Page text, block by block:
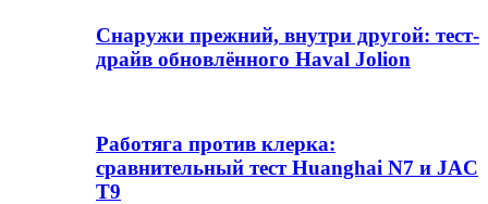
Снаружи прежний, внутри другой: тест-
драйв обновлённого Haval Jolion
Работяга против клерка:
сравнительный тест Huanghai N7 и JAC
T9